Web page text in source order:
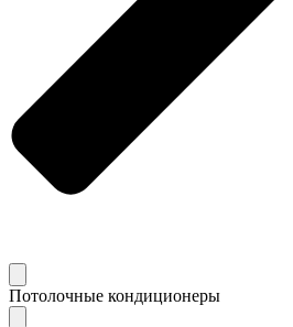
Потолочные кондиционеры